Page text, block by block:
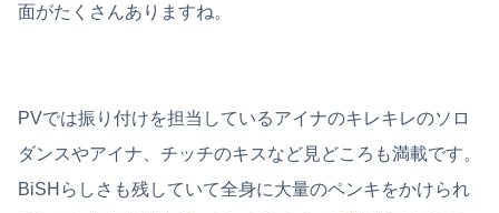
面がたくさんありますね。
PVでは振り付けを担当しているアイナのキレキレのソロ
ダンスやアイナ、チッチのキスなど見どころも満載です。
BiSHらしさも残していて全身に大量のペンキをかけられ